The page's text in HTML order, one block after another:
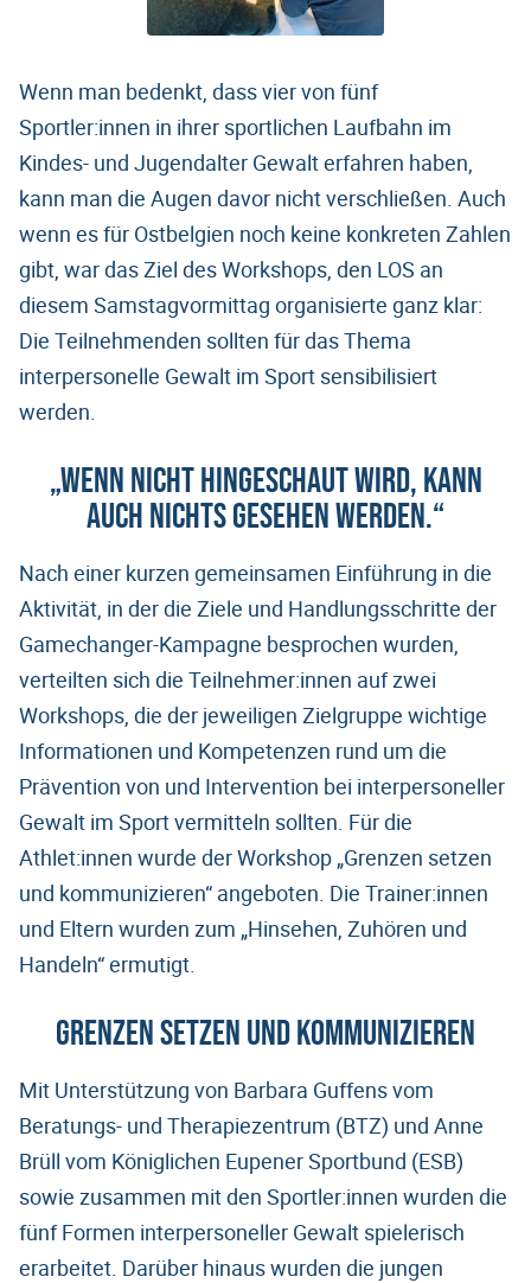
Wenn man bedenkt, dass vier von fünf
Sportler:innen in ihrer sportlichen Laufbahn im
Kindes- und Jugendalter Gewalt erfahren haben,
kann man die Augen davor nicht verschließen. Auch
wenn es für Ostbelgien noch keine konkreten Zahlen
gibt, war das Ziel des Workshops, den LOS an
diesem Samstagvormittag organisierte ganz klar:
Die Teilnehmenden sollten für das Thema
interpersonelle Gewalt im Sport sensibilisiert
werden.
„Wenn nicht hingeschaut wird, kann
auch nichts gesehen werden.“
Nach einer kurzen gemeinsamen Einführung in die
Aktivität, in der die Ziele und Handlungsschritte der
Gamechanger-Kampagne besprochen wurden,
verteilten sich die Teilnehmer:innen auf zwei
Workshops, die der jeweiligen Zielgruppe wichtige
Informationen und Kompetenzen rund um die
Prävention von und Intervention bei interpersoneller
Gewalt im Sport vermitteln sollten. Für die
Athlet:innen wurde der Workshop „Grenzen setzen
und kommunizieren“ angeboten. Die Trainer:innen
und Eltern wurden zum „Hinsehen, Zuhören und
Handeln“ ermutigt.
Grenzen setzen und kommunizieren
Mit Unterstützung von Barbara Guffens vom
Beratungs- und Therapiezentrum (BTZ) und Anne
Brüll vom Königlichen Eupener Sportbund (ESB)
sowie zusammen mit den Sportler:innen wurden die
fünf Formen interpersoneller Gewalt spielerisch
erarbeitet. Darüber hinaus wurden die jungen